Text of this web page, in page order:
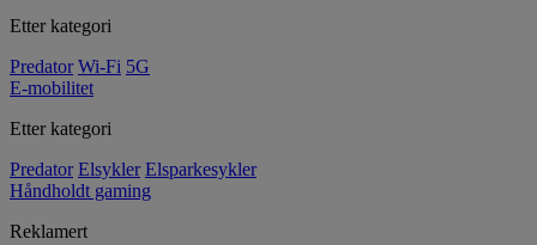
Etter kategori
Predator Wi-Fi 5G
E-mobilitet
Etter kategori
Predator Elsykler Elsparkesykler
Håndholdt gaming
Reklamert